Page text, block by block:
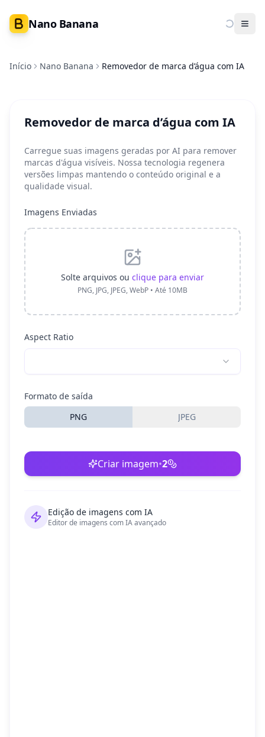
Nano Banana
Início Nano Banana Removedor de marca d’água com IA
Removedor de marca d’água com IA
Carregue suas imagens geradas por AI para remover
marcas d'água visíveis. Nossa tecnologia regenera
versões limpas mantendo o conteúdo original e a
qualidade visual.
Imagens Enviadas
Solte arquivos ou clique para enviar
PNG, JPG, JPEG, WebP • Até 10MB
Aspect Ratio
Formato de saída
PNG
JPEG
Criar imagem•2
Edição de imagens com IA
Editor de imagens com IA avançado